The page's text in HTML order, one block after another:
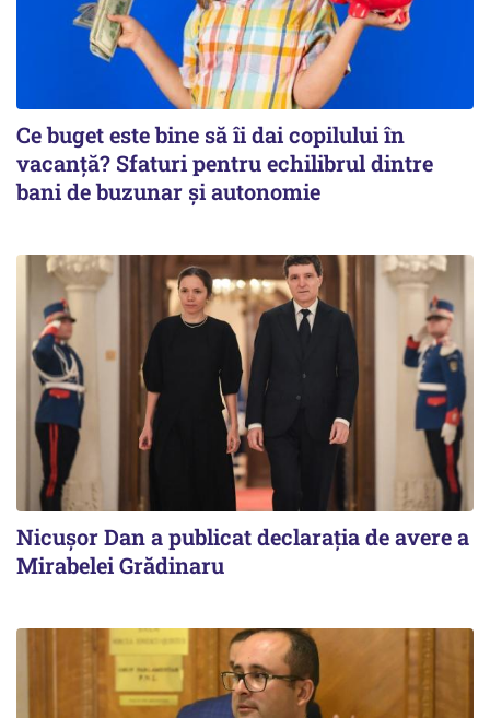
Ce buget este bine să îi dai copilului în
vacanță? Sfaturi pentru echilibrul dintre
bani de buzunar și autonomie
Nicuşor Dan a publicat declaraţia de avere a
Mirabelei Grădinaru